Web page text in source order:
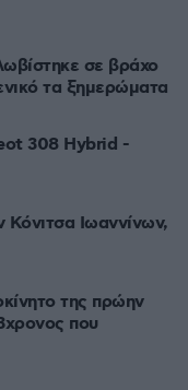
σε βράχο
τα ξημερώματα
308 Hybrid -
Ιωαννίνων,
της πρώην
που